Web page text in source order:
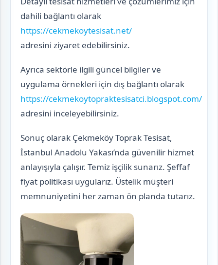
dahili bağlantı olarak
https://cekmekoytesisat.net/
adresini ziyaret edebilirsiniz.
Ayrıca sektörle ilgili güncel bilgiler ve
uygulama örnekleri için dış bağlantı olarak
https://cekmekoytopraktesisatci.blogspot.com/
adresini inceleyebilirsiniz.
Sonuç olarak Çekmeköy Toprak Tesisat,
İstanbul Anadolu Yakası’nda güvenilir hizmet
anlayışıyla çalışır. Temiz işçilik sunarız. Şeffaf
fiyat politikası uygularız. Üstelik müşteri
memnuniyetini her zaman ön planda tutarız.